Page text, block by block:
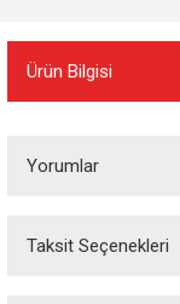
Ürün Bilgisi
Yorumlar
Taksit Seçenekleri